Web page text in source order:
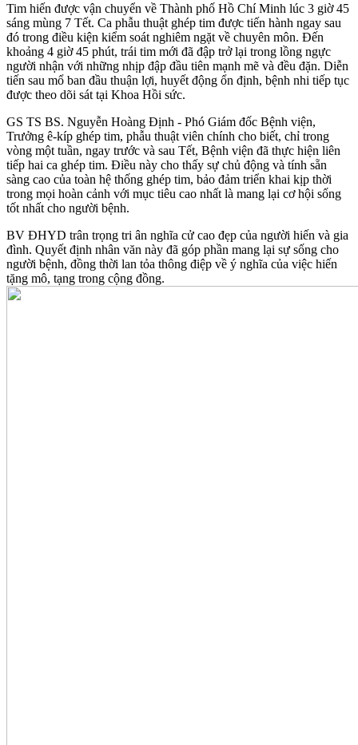
Tim hiến được vận chuyển về Thành phố Hồ Chí Minh lúc 3 giờ 45
sáng mùng 7 Tết. Ca phẫu thuật ghép tim được tiến hành ngay sau
đó trong điều kiện kiểm soát nghiêm ngặt về chuyên môn. Đến
khoảng 4 giờ 45 phút, trái tim mới đã đập trở lại trong lồng ngực
người nhận với những nhịp đập đầu tiên mạnh mẽ và đều đặn. Diễn
tiến sau mổ ban đầu thuận lợi, huyết động ổn định, bệnh nhi tiếp tục
được theo dõi sát tại Khoa Hồi sức.
GS TS BS. Nguyễn Hoàng Định - Phó Giám đốc Bệnh viện,
Trưởng ê-kíp ghép tim, phẫu thuật viên chính cho biết, chỉ trong
vòng một tuần, ngay trước và sau Tết, Bệnh viện đã thực hiện liên
tiếp hai ca ghép tim. Điều này cho thấy sự chủ động và tính sẵn
sàng cao của toàn hệ thống ghép tim, bảo đảm triển khai kịp thời
trong mọi hoàn cảnh với mục tiêu cao nhất là mang lại cơ hội sống
tốt nhất cho người bệnh.
BV ĐHYD trân trọng tri ân nghĩa cử cao đẹp của người hiến và gia
đình. Quyết định nhân văn này đã góp phần mang lại sự sống cho
người bệnh, đồng thời lan tỏa thông điệp về ý nghĩa của việc hiến
tặng mô, tạng trong cộng đồng.